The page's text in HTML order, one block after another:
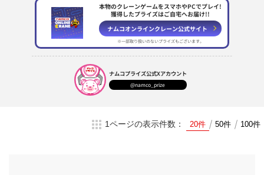
本物のクレーンゲームをスマホやPCでプレイ!
獲得したプライズはご自宅へお届け!!
ナムコオンラインクレーン公式サイト
※一部取り扱いのないプライズもございます。
ナムコプライズ公式Xアカウント
@namco_prize
1ページの表示件数： 20件 50件 100件